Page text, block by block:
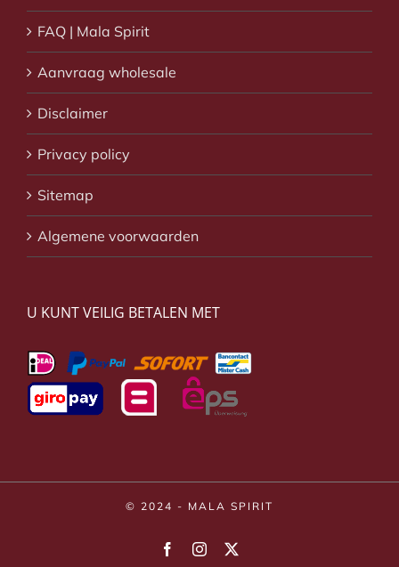
FAQ | Mala Spirit
Aanvraag wholesale
Disclaimer
Privacy policy
Sitemap
Algemene voorwaarden
U KUNT VEILIG BETALEN MET
© 2024 - MALA SPIRIT
FacebookInstagram